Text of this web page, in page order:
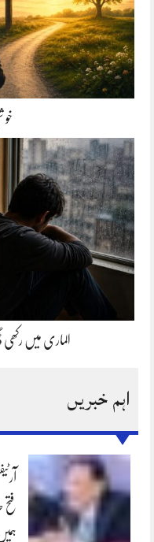
الماری میں
اہم خبریں